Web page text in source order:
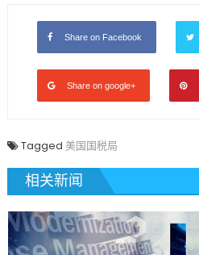
Share on Facebook
Share on google+
Tagged 美国国税局
相关新闻